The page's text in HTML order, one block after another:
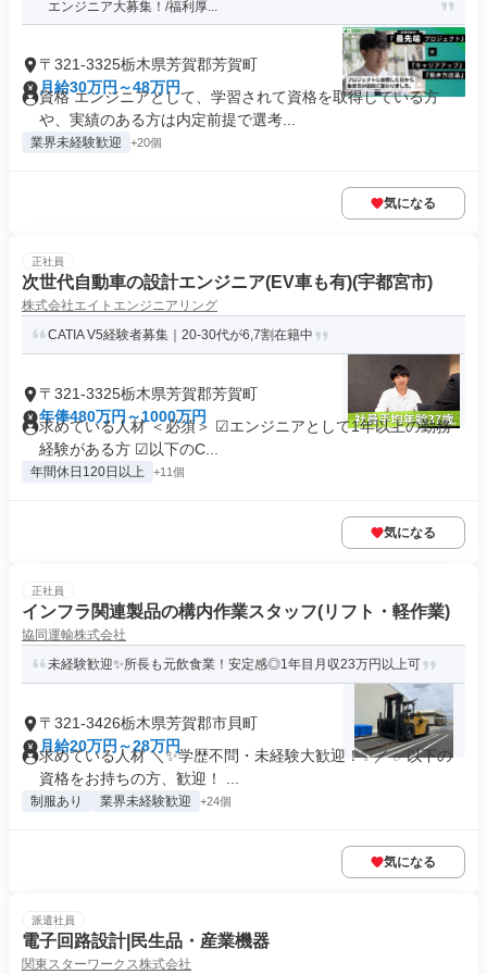
エンジニア大募集！/福利厚...
〒321-3325栃木県芳賀郡芳賀町
月給30万円～48万円
資格 エンジニアとして、学習されて資格を取得している方
や、実績のある方は内定前提で選考...
業界未経験歓迎 +20個
気になる
正社員
次世代自動車の設計エンジニア(EV車も有)(宇都宮市)
株式会社エイトエンジニアリング
CATIA V5経験者募集｜20-30代が6,7割在籍中
〒321-3325栃木県芳賀郡芳賀町
年俸480万円～1000万円
求めている人材 ＜必須＞ ☑︎エンジニアとして1年以上の勤務
経験がある方 ☑︎以下のC...
年間休日120日以上 +11個
気になる
正社員
インフラ関連製品の構内作業スタッフ(リフト・軽作業)
協同運輸株式会社
未経験歓迎✨所長も元飲食業！安定感◎1年目月収23万円以上可
〒321-3426栃木県芳賀郡市貝町
月給20万円～28万円
求めている人材 ＼✨学歴不問・未経験大歓迎！✨／ ✅以下の
資格をお持ちの方、歓迎！ ...
制服あり 業界未経験歓迎 +24個
気になる
派遣社員
電子回路設計|民生品・産業機器
関東スターワークス株式会社